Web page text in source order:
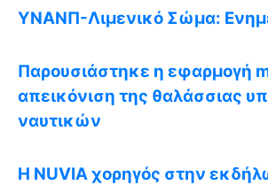
ΥΝΑΝΠ-Λιμενικό Σώμα:
Παρουσιάστηκε η εφαρμογή
απεικόνιση της θαλάσσιας
ναυτικών
Η NUVIA χορηγός στην